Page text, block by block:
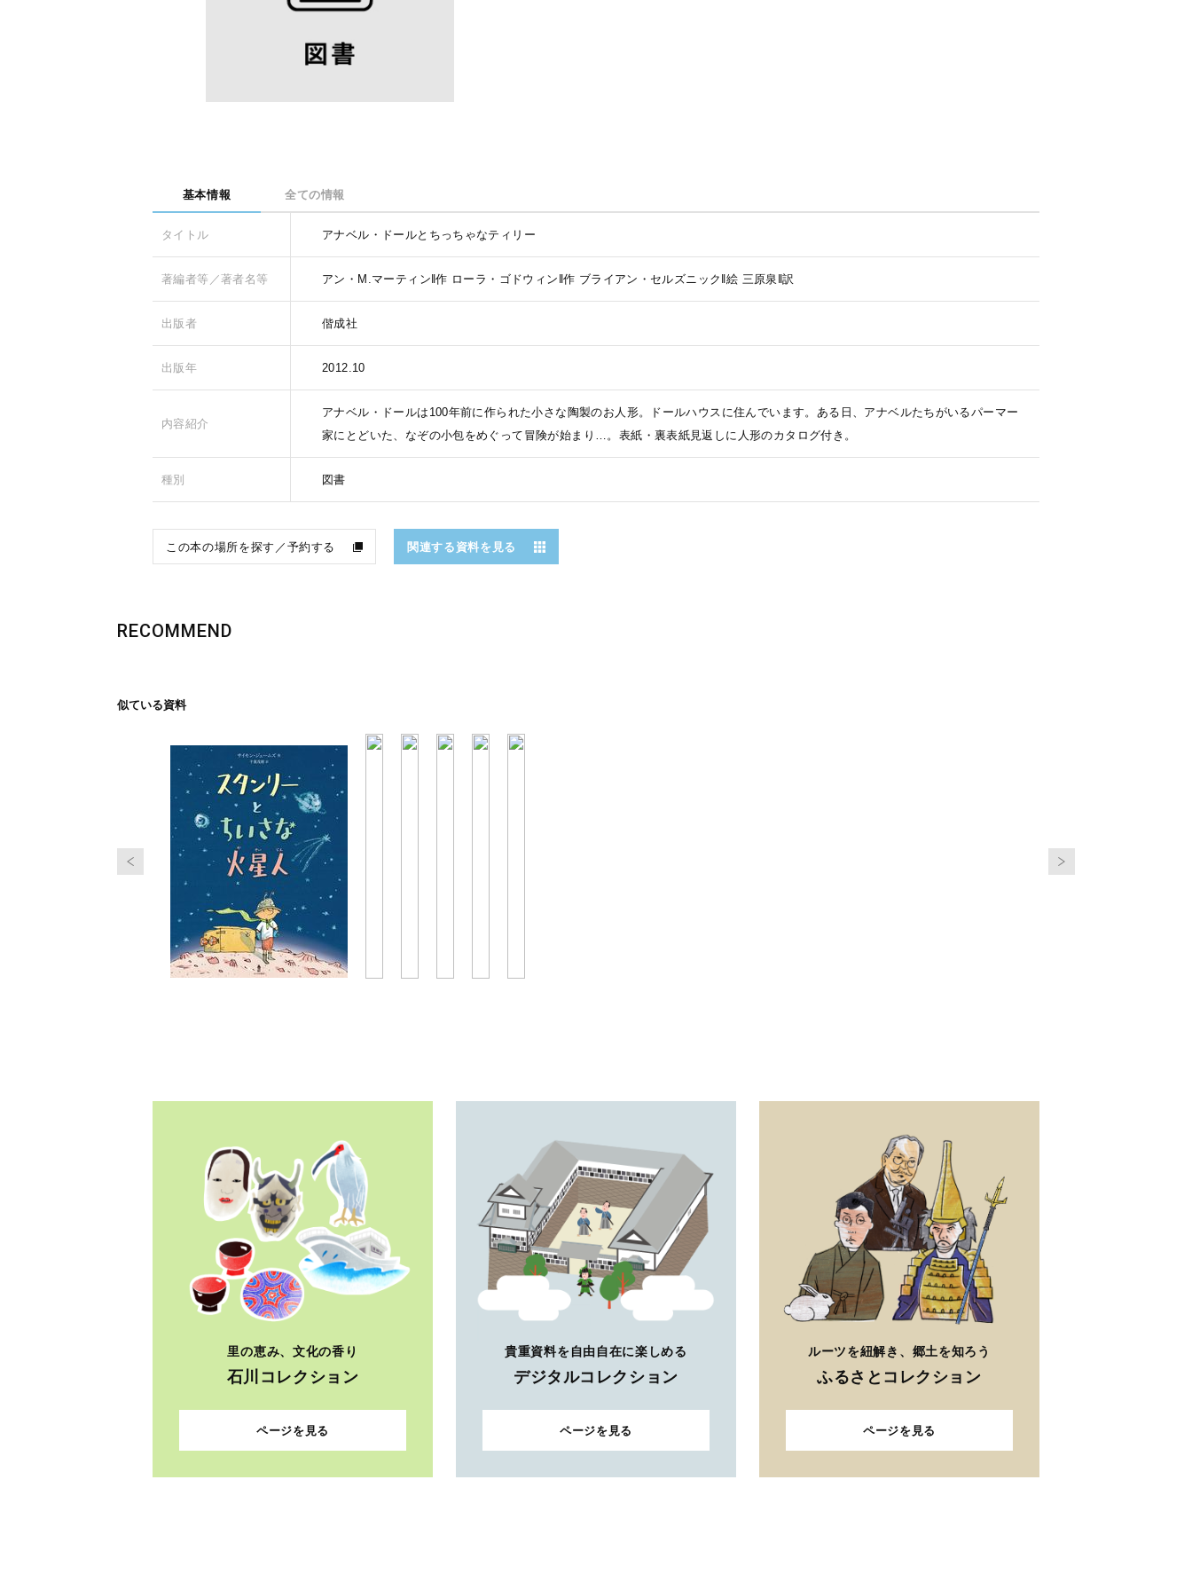
基本情報 全ての情報
タイトル アナベル・ドールとちっちゃなティリー
著編者等／著者名等 アン・M.マーティン‖作 ローラ・ゴドウィン‖作 ブライアン・セルズニック‖絵 三原泉‖訳
出版者 偕成社
出版年 2012.10
内容紹介
アナベル・ドールは100年前に作られた小さな陶製のお人形。ドールハウスに住んでいます。ある日、アナベルたちがいるパーマー
家にとどいた、なぞの小包をめぐって冒険が始まり…。表紙・裏表紙見返しに人形のカタログ付き。
種別 図書
この本の場所を探す／予約する 関連する資料を見る
RECOMMEND
似ている資料
里の恵み、文化の香り
石川コレクション
ページを見る
貴重資料を自由自在に楽しめる
デジタルコレクション
ページを見る
ルーツを紐解き、郷土を知ろう
ふるさとコレクション
ページを見る